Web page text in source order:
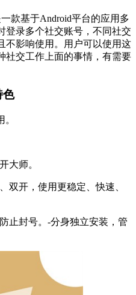
基于Android平台的应用多
登录多个社交账号，不同社交
不影响使用。用户可以使用这
社交工作上面的事情，有需要
色
师。
开，使用更稳定、快速、
封号。-分身独立安装，管